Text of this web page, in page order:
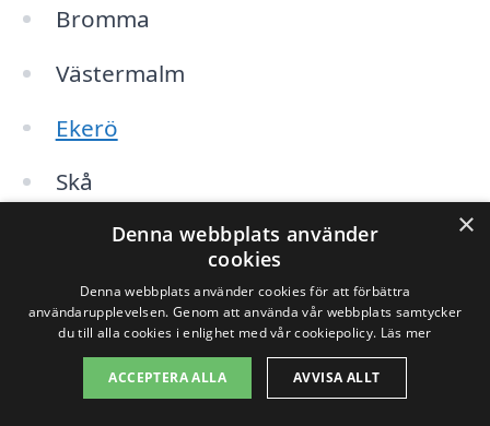
Bromma
Västermalm
Ekerö
Skå
Hässelby
Kista
Häggvik
Sundbyberg
×
Denna webbplats använder
cookies
Denna webbplats använder cookies för att förbättra
användarupplevelsen. Genom att använda vår webbplats samtycker
du till alla cookies i enlighet med vår cookiepolicy. Läs mer
ACCEPTERA ALLA AVVISA ALLT